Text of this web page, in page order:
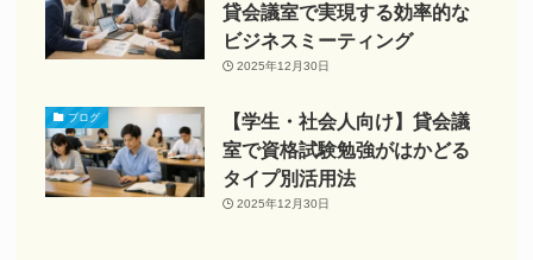
貸会議室で実現する効率的な
ビジネスミーティング
2025年12月30日
ブログ
【学生・社会人向け】貸会議
室で資格試験勉強がはかどる
タイプ別活用法
2025年12月30日